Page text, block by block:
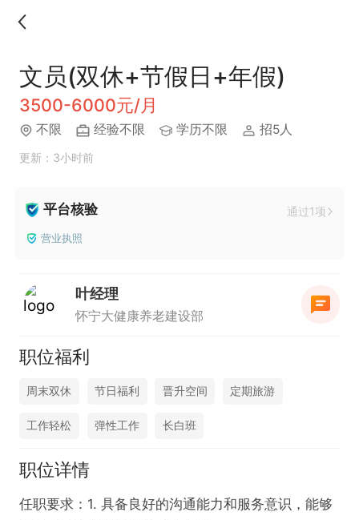
文员(双休+节假日+年假)
3500-6000元/月
不限 经验不限 学历不限 招5人
更新：3小时前
平台核验 通过1项
营业执照
叶经理
怀宁大健康养老建设部
职位福利
周末双休 节日福利 晋升空间 定期旅游
工作轻松 弹性工作 长白班
职位详情
任职要求：1. 具备良好的沟通能力和服务意识，能够